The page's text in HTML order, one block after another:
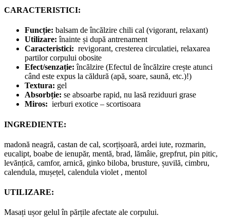
CARACTERISTICI:
Funcție: balsam de încălzire chili cal (vigorant, relaxant)
Utilizare: înainte și după antrenament
Caracteristici: revigorant, cresterea circulatiei, relaxarea
partilor corpului obosite
Efect/senzație: încălzire (Efectul de încălzire crește atunci
când este expus la căldură (apă, soare, saună, etc.)!)
Textura: gel
Absorbție: se absoarbe rapid, nu lasă reziduuri grase
Miros: ierburi exotice – scortisoara
INGREDIENTE:
madonă neagră, castan de cal, scorțișoară, ardei iute, rozmarin,
eucalipt, boabe de ienupăr, mentă, brad, lămâie, grepfrut, pin pitic,
levănțică, camfor, arnică, ginko biloba, brusture, șuvilă, cimbru,
calendula, mușețel, calendula violet , mentol
UTILIZARE:
Masați ușor gelul în părțile afectate ale corpului.